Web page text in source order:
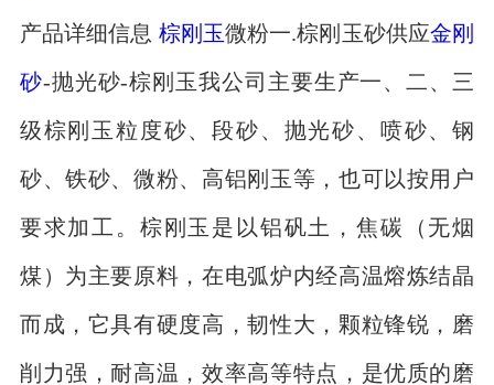
产品详细信息 棕刚玉微粉一.棕刚玉砂供应金刚
砂-抛光砂-棕刚玉我公司主要生产一、二、三
级棕刚玉粒度砂、段砂、抛光砂、喷砂、钢
砂、铁砂、微粉、高铝刚玉等，也可以按用户
要求加工。棕刚玉是以铝矾土，焦碳（无烟
煤）为主要原料，在电弧炉内经高温熔炼结晶
而成，它具有硬度高，韧性大，颗粒锋锐，磨
削力强，耐高温，效率高等特点，是优质的磨